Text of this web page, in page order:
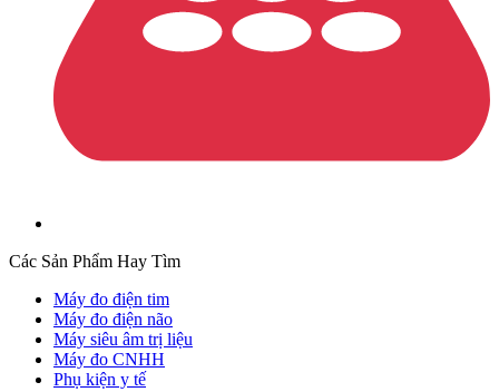
Các Sản Phẩm Hay Tìm
Máy đo điện tim
Máy đo điện não
Máy siêu âm trị liệu
Máy đo CNHH
Phụ kiện y tế